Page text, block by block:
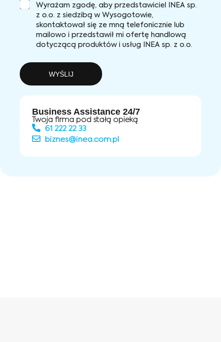
Wyrażam zgodę, aby przedstawiciel INEA sp.
z o.o. z siedzibą w Wysogotowie,
skontaktował się ze mną telefonicznie lub
mailowo i przedstawił mi ofertę handlową
dotyczącą produktów i usług INEA sp. z o.o.
WYŚLIJ
Business Assistance 24/7
Twoja firma pod stałą opieką
61 222 22 33
biznes@inea.com.pl